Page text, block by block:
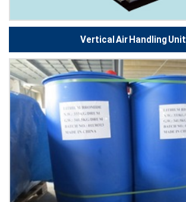
Vertical Air Handling Unit